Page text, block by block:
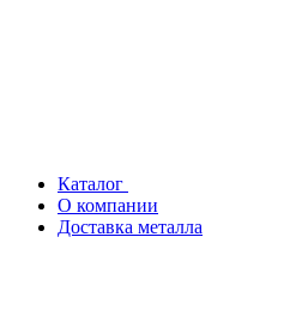
Каталог
О компании
Доставка металла